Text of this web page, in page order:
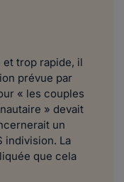
trop rapide, il
prévue par
« les couples
» devait
un
indivision. La
que cela